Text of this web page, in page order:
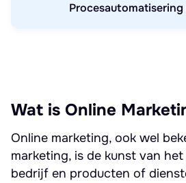
Procesautomatisering
Wat is Online
Online marketing, ook wel
marketing, is de kunst van
bedrijf en producten of